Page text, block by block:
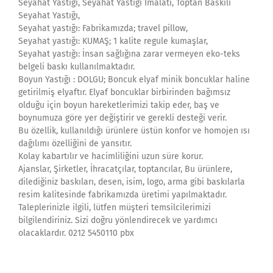
Seyahat Yastığı, Seyahat Yastığı İmalatı, Toptan Baskılı
Seyahat Yastığı,
Seyahat yastığı: Fabrikamızda; travel pillow,
Seyahat yastığı: KUMAŞ; 1 kalite regule kumaşlar,
Seyahat yastığı: İnsan sağlığına zarar vermeyen eko-teks
belgeli baskı kullanılmaktadır.
Boyun Yastığı : DOLGU; Boncuk elyaf minik boncuklar haline
getirilmiş elyaftır. Elyaf boncuklar birbirinden bağımsız
olduğu için boyun hareketlerimizi takip eder, baş ve
boynumuza göre yer değiştirir ve gerekli desteği verir.
Bu özellik, kullanıldığı ürünlere üstün konfor ve homojen ısı
dağılımı özelliğini de yansıtır.
Kolay kabartılır ve hacimliliğini uzun süre korur.
Ajanslar, Şirketler, İhracatçılar, toptancılar, Bu ürünlere,
dilediğiniz baskıları, desen, isim, logo, arma gibi baskılarla
resim kalitesinde fabrikamızda üretimi yapılmaktadır.
Taleplerinizle ilgili, lütfen müşteri temsilcilerimizi
bilgilendiriniz. Sizi doğru yönlendirecek ve yardımcı
olacaklardır. 0212 5450110 pbx